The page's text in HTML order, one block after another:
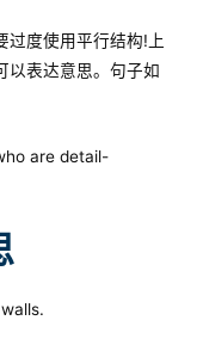
过度使用平行结构!上
以表达意思。句子如
are detail-